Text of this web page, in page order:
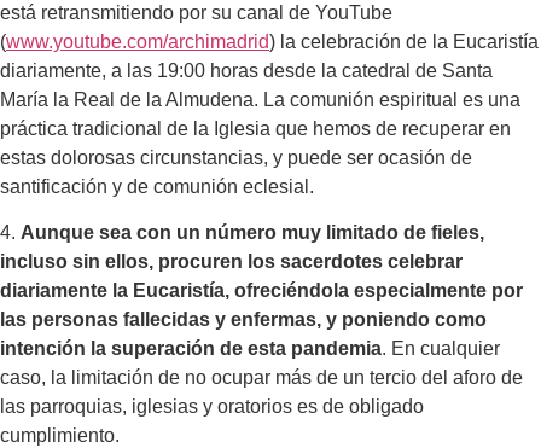
está retransmitiendo por su canal de YouTube
(www.youtube.com/archimadrid) la celebración de la Eucaristía
diariamente, a las 19:00 horas desde la catedral de Santa
María la Real de la Almudena. La comunión espiritual es una
práctica tradicional de la Iglesia que hemos de recuperar en
estas dolorosas circunstancias, y puede ser ocasión de
santificación y de comunión eclesial.
4. Aunque sea con un número muy limitado de fieles,
incluso sin ellos, procuren los sacerdotes celebrar
diariamente la Eucaristía, ofreciéndola especialmente por
las personas fallecidas y enfermas, y poniendo como
intención la superación de esta pandemia. En cualquier
caso, la limitación de no ocupar más de un tercio del aforo de
las parroquias, iglesias y oratorios es de obligado
cumplimiento.